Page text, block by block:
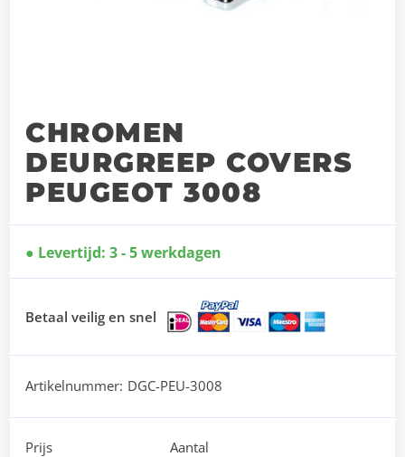
CHROMEN
DEURGREEP COVERS
PEUGEOT 3008
Levertijd: 3 - 5 werkdagen
Betaal veilig en snel
Artikelnummer: DGC-PEU-3008
Prijs
Aantal